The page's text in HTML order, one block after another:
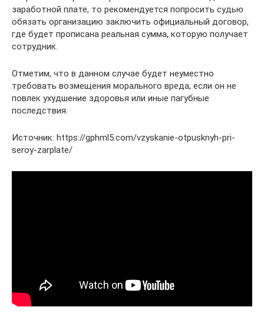
заработной плате, то рекомендуется попросить судью
обязать организацию заключить официальный договор,
где будет прописана реальная сумма, которую получает
сотрудник.
Отметим, что в данном случае будет неуместно
требовать возмещения морального вреда, если он не
повлек ухудшение здоровья или иные пагубные
последствия.
Источник: https://gphml5.com/vzyskanie-otpusknyh-pri-
seroy-zarplate/